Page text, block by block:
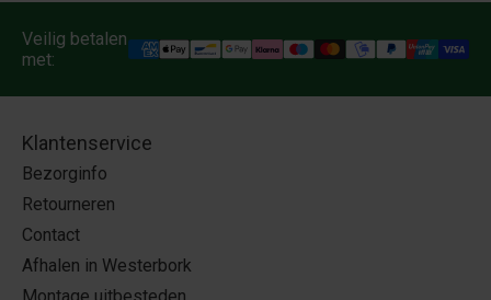
Veilig betalen
met:
Klantenservice
Bezorginfo
Retourneren
Contact
Afhalen in Westerbork